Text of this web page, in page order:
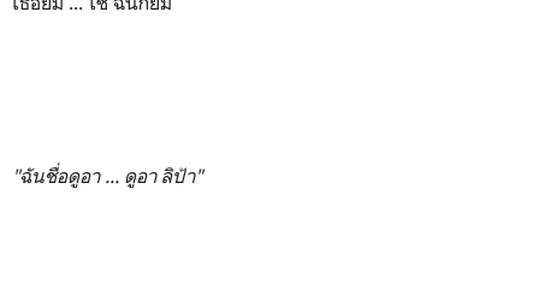
"ฉันชื่อดูอา ... ดูอา ลิป้า"